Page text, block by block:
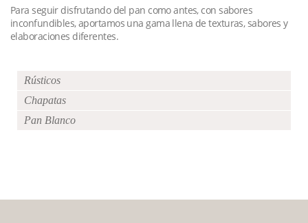
Para seguir disfrutando del pan como antes, con sabores
inconfundibles, aportamos una gama llena de texturas, sabores y
elaboraciones diferentes.
Rústicos
Chapatas
Pan Blanco